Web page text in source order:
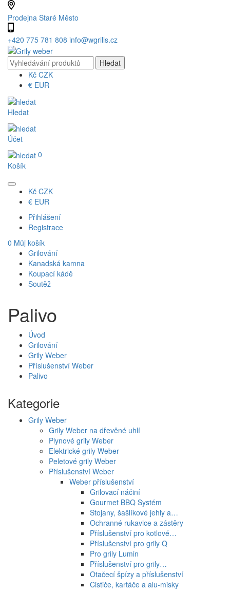
Prodejna Staré Město
+420 775 781 808 info@wgrills.cz
Kč CZK
€ EUR
Hledat
Účet
0
Košík
Kč CZK
€ EUR
Přihlášení
Registrace
0 Můj košík
Grilování
Kanadská kamna
Koupací kádě
Soutěž
Palivo
Úvod
Grilování
Grily Weber
Příslušenství Weber
Palivo
Kategorie
Grily Weber
Grily Weber na dřevěné uhlí
Plynové grily Weber
Elektrické grily Weber
Peletové grily Weber
Příslušenství Weber
Weber příslušenství
Grilovací náčiní
Gourmet BBQ Systém
Stojany, šašlíkové jehly a…
Ochranné rukavice a zástěry
Příslušenství pro kotlové…
Příslušenství pro grily Q
Pro grily Lumin
Příslušenství pro grily…
Otačecí špízy a příslušenství
Čističe, kartáče a alu-misky